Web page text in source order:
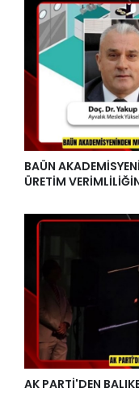
BAÜN
ÜRETİM
AK PARTİ'DEN